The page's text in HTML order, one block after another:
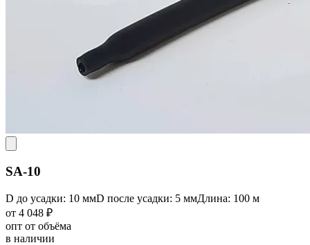
SA-10
D до усадки: 10 ммD после усадки: 5 ммДлина: 100 м
от 4 048 ₽
опт от объёма
в наличии